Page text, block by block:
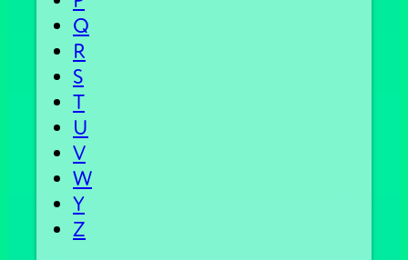
Q
R
S
T
U
V
W
Y
Z